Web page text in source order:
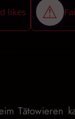
Tätowieren